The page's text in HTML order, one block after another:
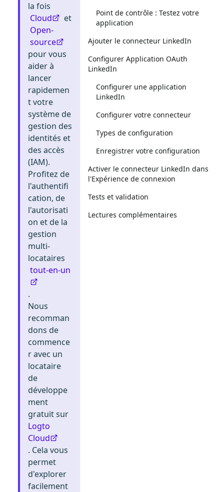
la fois
Cloud
et
Open-
source
pour vous
aider à
lancer
rapidemen
t votre
système de
gestion des
identités et
des accès
(IAM).
Profitez de
l'authentifi
cation, de
l'autorisati
on et de la
gestion
multi-
locataires
tout-en-un
.
Nous
recomman
dons de
commence
r avec un
locataire
de
développe
ment
gratuit sur
Logto
Cloud
. Cela vous
permet
d'explorer
facilement
Point de contrôle : Testez votre
application
Ajouter le connecteur LinkedIn
Configurer Application OAuth
LinkedIn
Configurer une application
LinkedIn
Configurer votre connecteur
Types de configuration
Enregistrer votre configuration
Activer le connecteur LinkedIn dans
l'Expérience de connexion
Tests et validation
Lectures complémentaires